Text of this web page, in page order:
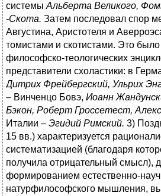
системы Альберта Великого,
-Скота. Затем последовал спор
Августина, Аристотеля и
томистами и скотистами. Это
философско-теологических
представители схоластики: в
Дитрих Фрейбергский, Ульрих
– Винченцо Бовэ, Иоанн
Бэкон, Роберт Гроссетест,
Италии – Эгидий Римский. 3)
15 вв.) характеризуется
систематизацией (благодаря
получила отрицательный смысл),
формированием естественно-
натурфилософского мышления,